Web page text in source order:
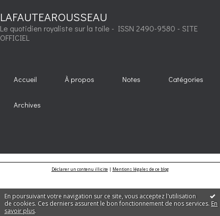
En poursuivant votre navigation sur ce site, vous acceptez l'utilisation
de cookies. Ces derniers assurent le bon fonctionnement de nos services. En
savoir plus.
LAFAUTEAROUSSEAU
Le quotidien royaliste sur la toile - ISSN 2490-9580 - SITE
OFFICIEL
Accueil À propos Notes Catégories
Archives
Déclarer un contenu illicite| Mentions légales de ce blog